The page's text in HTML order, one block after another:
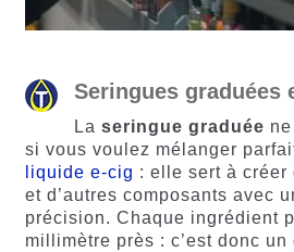
Seringues graduées
La seringue graduée
si vous voulez mélanger
liquide e-cig : elle sert à créer
et d’autres composants avec
précision. Chaque ingrédient
millimètre près : c’est donc un